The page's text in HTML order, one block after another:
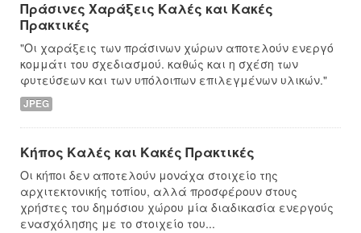
Πράσινες Χαράξεις Καλές και Κακές
Πρακτικές
"Οι χαράξεις των πράσινων χώρων αποτελούν ενεργό
κομμάτι του σχεδιασμού. καθώς και η σχέση των
φυτεύσεων και των υπόλοιπων επιλεγμένων υλικών."
JPEG
Κήπος Καλές και Κακές Πρακτικές
Οι κήποι δεν αποτελούν μονάχα στοιχείο της
αρχιτεκτονικής τοπίου, αλλά προσφέρουν στους
χρήστες του δημόσιου χώρου μία διαδικασία ενεργούς
ενασχόλησης με το στοιχείο του...